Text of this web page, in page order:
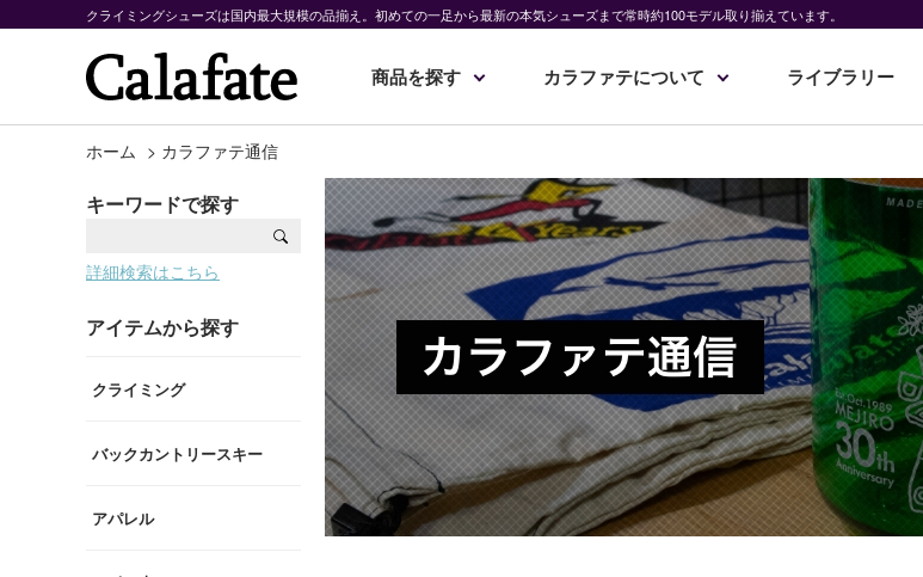
クライミングシューズは国内最大規模の品揃え。初めての一足から最新の本気シューズまで常時約100モデル取り揃えています。
商品を探す カラファテについて ライブラリー
ホーム > カラファテ通信
キーワードで探す
詳細検索はこちら
アイテムから探す
クライミング
バックカントリースキー
アパレル